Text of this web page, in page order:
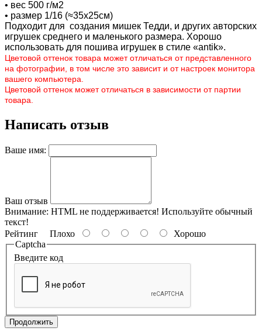
• вес 500 г/м2
• размер 1/16 (≈35х25см)
Подходит для создания мишек Тедди, и других авторских
игрушек среднего и маленького размера. Хорошо
использовать для пошива игрушек в стиле «antik».
Цветовой оттенок товара может отличаться от представленного
на фотографии, в том числе это зависит и от настроек монитора
вашего компьютера.
Цветовой оттенок может отличаться в зависимости от партии
товара.
Написать отзыв
Ваше имя:
Ваш отзыв
Внимание: HTML не поддерживается! Используйте обычный
текст!
Рейтинг Плохо
Хорошо
Captcha
Введите код
Продолжить